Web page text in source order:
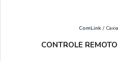
ComLink/
CONTROLE